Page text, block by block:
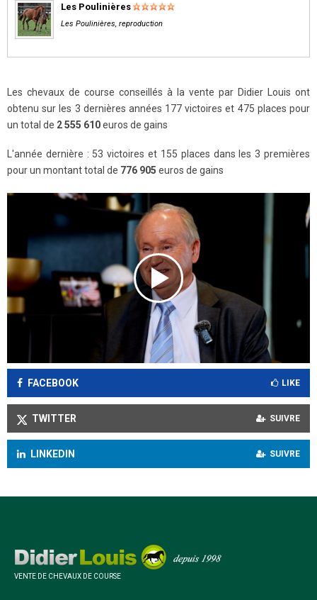
Les Poulinières
Les Poulinières, reproduction
Les chevaux de course conseillés à la vente par Didier Louis ont
obtenu sur les 3 dernières années 177 victoires et 475 places pour
un total de 2 555 610euros de gains
L'année dernière : 53 victoires et 155 places dans les 3 premières
pour un montant total de 776 905 euros de gains
FACEBOOK LIKE
TWITTER SUIVRE
LINKEDIN SUIVRE
VENTE DE CHEVAUX DE COURSE